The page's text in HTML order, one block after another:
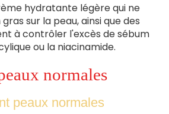
hydratante légère qui ne
sur la peau, ainsi que des
à contrôler l'excès de sébum
ou la niacinamide.
normales
peaux normales